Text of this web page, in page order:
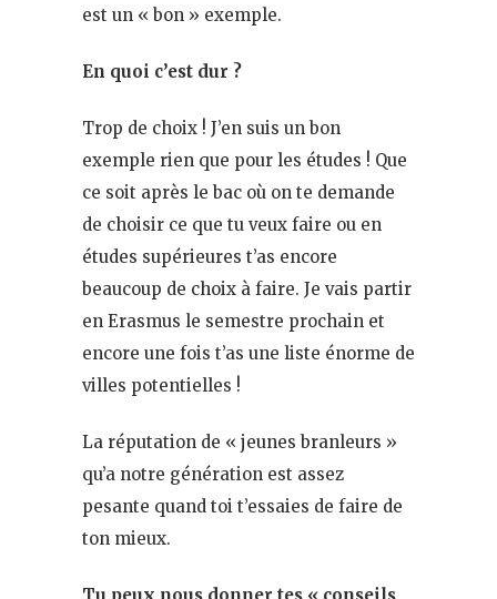
est un « bon » exemple.
En quoi c’est dur ?
Trop de choix ! J’en suis un bon
exemple rien que pour les études ! Que
ce soit après le bac où on te demande
de choisir ce que tu veux faire ou en
études supérieures t’as encore
beaucoup de choix à faire. Je vais partir
en Erasmus le semestre prochain et
encore une fois t’as une liste énorme de
villes potentielles !
La réputation de « jeunes branleurs »
qu’a notre génération est assez
pesante quand toi t’essaies de faire de
ton mieux.
Tu peux nous donner tes « conseils